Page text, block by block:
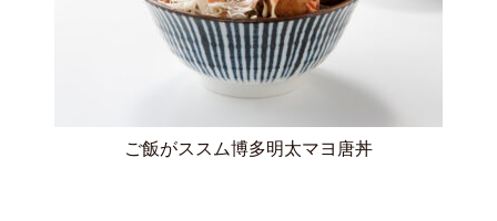
ご飯がススム博多明太マヨ唐丼